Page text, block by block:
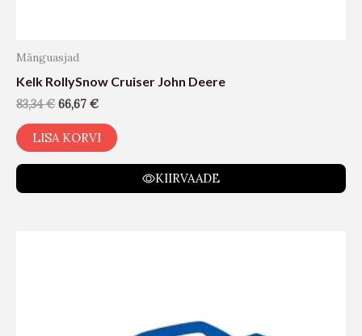
Mänguasjad
Kelk RollySnow Cruiser John Deere
83,34€ 66,67 €
LISA KORVI
KIIRVAADE